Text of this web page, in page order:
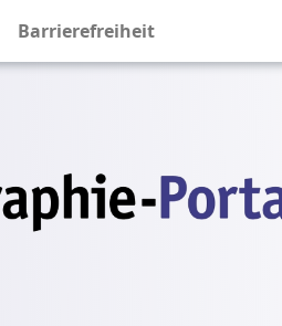
Barrierefreiheit